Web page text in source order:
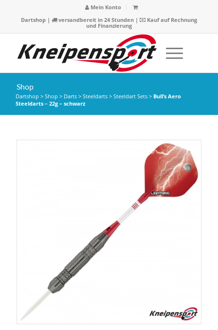
Mein Konto
Dartshop| versandbereit in 24 Stunden |
Kauf auf Rechnung
und Finanzierung
Shop
Dartshop > Shop > Darts> Steeldarts> Steeldart Sets> Bull’s Aero
Steeldarts – 22g – schwarz